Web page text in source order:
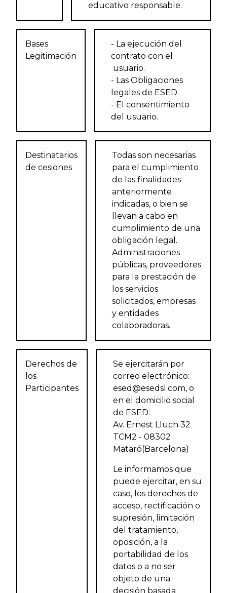
educativo responsable.
Bases
Legitimación
- La ejecución del
contrato con el
usuario.
- Las Obligaciones
legales de ESED.
- El consentimiento
del usuario.
Destinatarios
de cesiones
Todas son necesarias
para el cumplimiento
de las finalidades
anteriormente
indicadas, o bien se
llevan a cabo en
cumplimiento de una
obligación legal.
Administraciones
públicas, proveedores
para la prestación de
los servicios
solicitados, empresas
y entidades
colaboradoras.
Derechos de
los
Participantes
Se ejercitarán por
correo electrónico:
esed@esedsl.com, o
en el domicilio social
de ESED:
Av. Ernest Lluch 32
TCM2 - 08302
Mataró(Barcelona)
Le informamos que
puede ejercitar, en su
caso, los derechos de
acceso, rectificación o
supresión, limitación
del tratamiento,
oposición, a la
portabilidad de los
datos o a no ser
objeto de una
decisión basada